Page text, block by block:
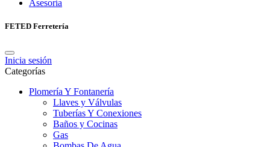
Asesoría
FETED Ferretería
Inicia sesión
Categorías
Plomería Y Fontanería
Llaves y Válvulas
Tuberías Y Conexiones
Baños y Cocinas
Gas